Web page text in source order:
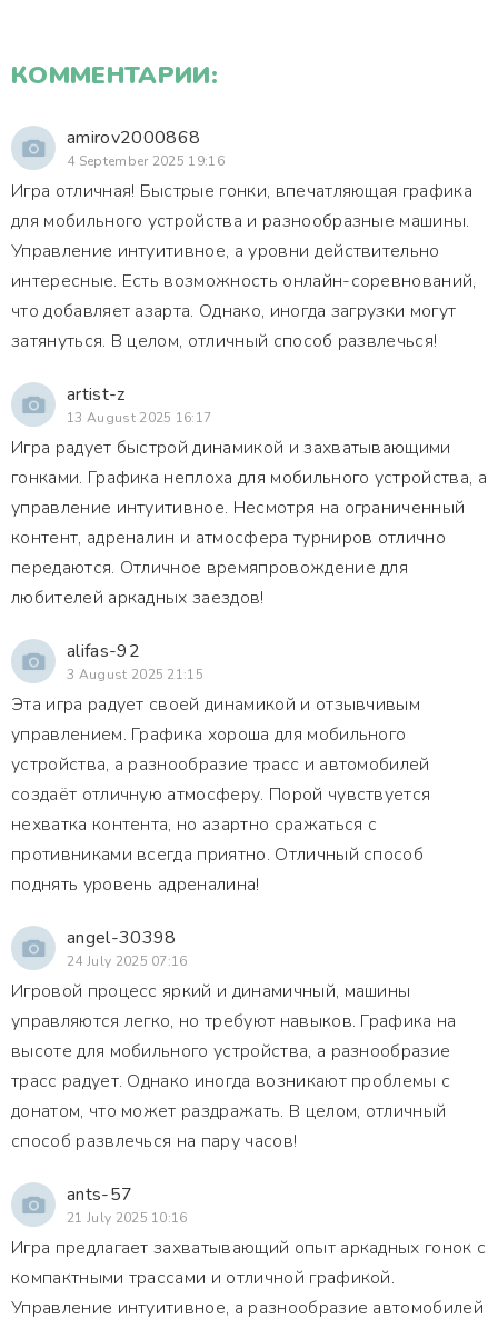
КОММЕНТАРИИ:
amirov2000868
4 September 2025 19:16
Игра отличная! Быстрые гонки, впечатляющая графика
для мобильного устройства и разнообразные машины.
Управление интуитивное, а уровни действительно
интересные. Есть возможность онлайн-соревнований,
что добавляет азарта. Однако, иногда загрузки могут
затянуться. В целом, отличный способ развлечься!
artist-z
13 August 2025 16:17
Игра радует быстрой динамикой и захватывающими
гонками. Графика неплоха для мобильного устройства, а
управление интуитивное. Несмотря на ограниченный
контент, адреналин и атмосфера турниров отлично
передаются. Отличное времяпровождение для
любителей аркадных заездов!
alifas-92
3 August 2025 21:15
Эта игра радует своей динамикой и отзывчивым
управлением. Графика хороша для мобильного
устройства, а разнообразие трасс и автомобилей
создаёт отличную атмосферу. Порой чувствуется
нехватка контента, но азартно сражаться с
противниками всегда приятно. Отличный способ
поднять уровень адреналина!
angel-30398
24 July 2025 07:16
Игровой процесс яркий и динамичный, машины
управляются легко, но требуют навыков. Графика на
высоте для мобильного устройства, а разнообразие
трасс радует. Однако иногда возникают проблемы с
донатом, что может раздражать. В целом, отличный
способ развлечься на пару часов!
ants-57
21 July 2025 10:16
Игра предлагает захватывающий опыт аркадных гонок с
компактными трассами и отличной графикой.
Управление интуитивное, а разнообразие автомобилей